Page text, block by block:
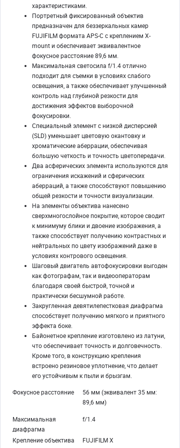
характеристиками.
Портретный фиксированный объектив
предназначен для беззеркальных камер
FUJIFILMформата APS-C с креплением X-
mount и обеспечивает эквивалентное
фокусное расстояние 89,6 мм.
Максимальная светосила f/1.4 отлично
подходит для съемки в условиях слабого
освещения, а также обеспечивает улучшенный
контроль над глубиной резкости для
достижения эффектов выборочной
фокусировки.
Специальный элемент с низкой дисперсией
(SLD) уменьшает цветовую окантовку и
хроматические аберрации, обеспечивая
большую четкость и точность цветопередачи.
Два асферических элемента используются для
ограничения искажений и сферических
аберраций, а также способствуют повышению
общей резкости и точности визуализации.
На элементы объектива нанесено
сверхмногослойное покрытие, которое сводит
к минимуму блики и двоение изображения, а
также способствует получению контрастных и
нейтральных по цвету изображений даже в
условиях контрового освещения.
Шаговый двигатель автофокусировки выгоден
как фотографам, так и видеооператорам
благодаря своей быстрой, точной и
практически бесшумной работе.
Закругленная девятилепестковая диафрагма
способствует получению мягкого и приятного
эффекта боке.
Байонетное крепление изготовлено из латуни,
что обеспечивает точность и долговечность.
Кроме того, в конструкцию крепления
встроено резиновое уплотнение, что делает
его устойчивым к пыли и брызгам.
Фокусное расстояние
56 мм (эквивалент 35 мм:
89,6 мм)
Максимальная
диафрагма
f/1.4
Крепление объектива FUJIFILM X